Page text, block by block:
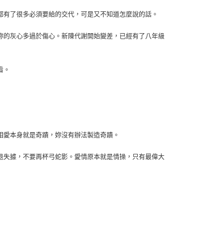
了很多必須要給的交代，可是又不知道怎麼說的話。
灰心多過於傷心。新陳代謝開始變差，已經有了八年級
。
本身就是奇蹟，妳沒有辦法製造奇蹟。
據，不要再杯弓蛇影。愛情原本就是情操，只有最偉大